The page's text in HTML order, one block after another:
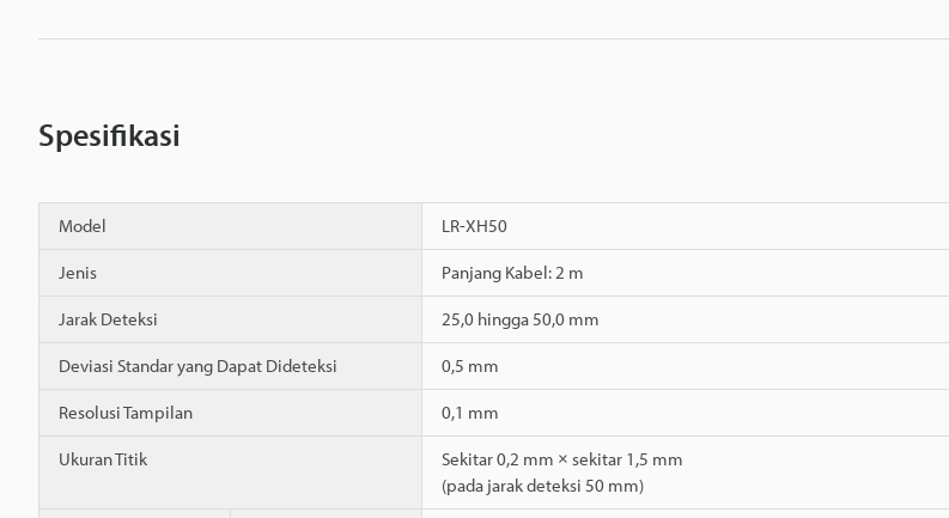
Spesifikasi
Model LR-XH50
Jenis Panjang Kabel: 2 m
Jarak Deteksi 25,0 hingga 50,0 mm
Deviasi Standar yang Dapat Dideteksi 0,5 mm
Resolusi Tampilan 0,1 mm
Ukuran Titik
Sekitar 0,2 mm × sekitar 1,5 mm
(pada jarak deteksi 50 mm)